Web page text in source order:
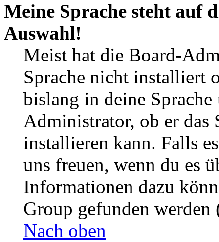
Meine Sprache steht auf
Auswahl!
Meist hat die Board-
Sprache nicht installiert
bislang in deine
Administrator, ob er das
installieren kann. Falls
uns freuen, wenn du es
Informationen dazu
Group gefunden
Nach oben